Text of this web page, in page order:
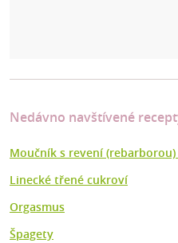
Nedávno navštívené
Moučník s revení
Linecké třené cukroví
Orgasmus
Špagety